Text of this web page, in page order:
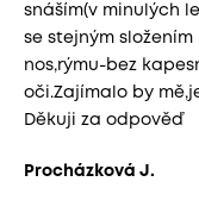
snáším(v minulých
se stejným
nos,rýmu-bez
oči.Zajímalo by
Děkuji za odpověď
Procházková J.